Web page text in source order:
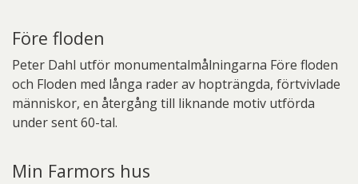
Före floden
Peter Dahl utför monumentalmålningarna Före floden
och Floden med långa rader av hopträngda, förtvivlade
människor, en återgång till liknande motiv utförda
under sent 60-tal.
Min Farmors hus